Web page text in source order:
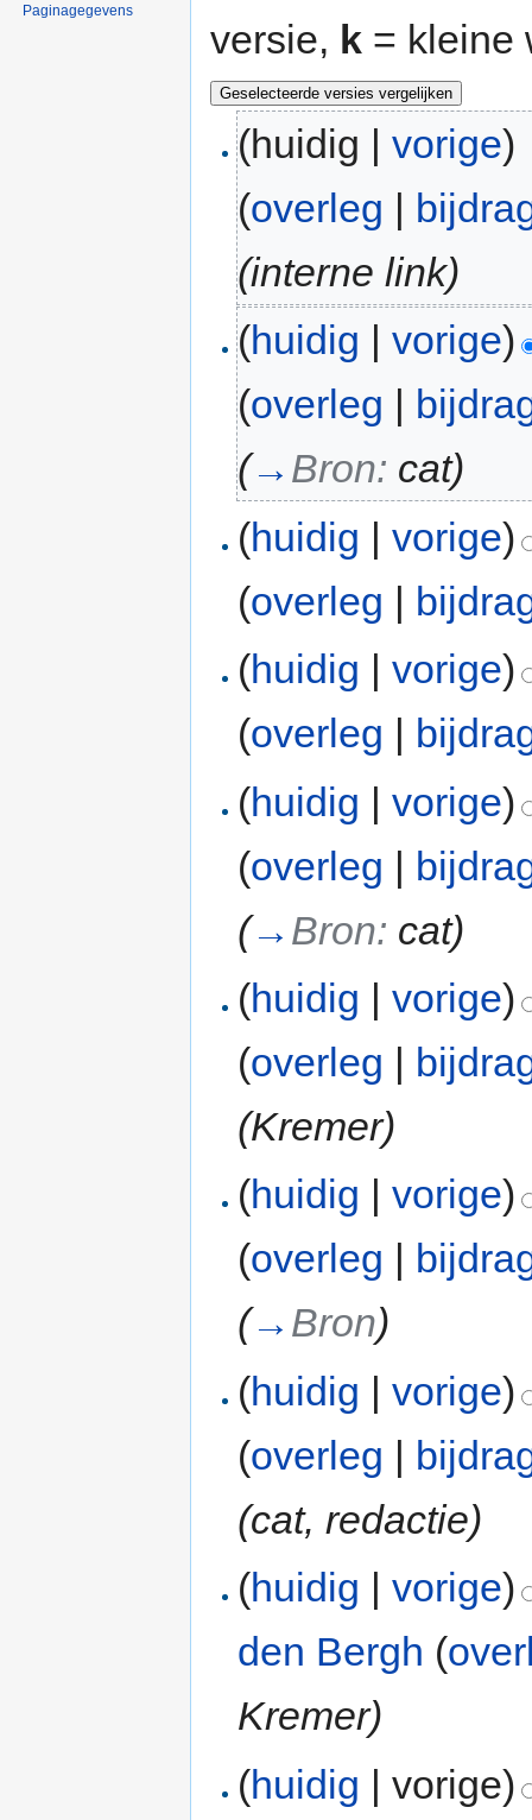
versie, k = kleine
(huidig |vorige)
(overleg |
(interne link)
(huidig |vorige)
(overleg
(→ Bron: cat)
(huidig |vorige)
(overleg |
(huidig |vorige)
(overleg |
(huidig |vorige)
(overleg |
(→ Bron: cat)
(huidig |vorige)
(overleg |
(Kremer)
(huidig |vorige)
(overleg
(→ Bron)
(huidig |vorige)
(overleg |
(cat, redactie)
(huidig |vorige)
den Bergh (
Kremer)
(huidig | vorige)
Paginagegevens